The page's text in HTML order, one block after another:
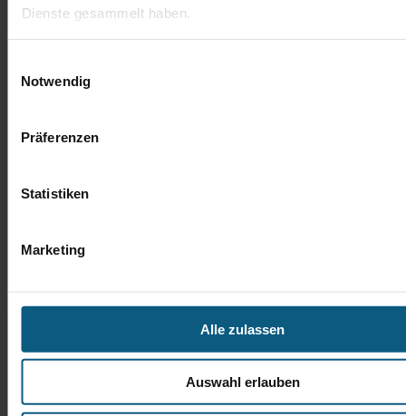
Dienste gesammelt haben.
Notwendig
Präferenzen
Statistiken
Marketing
Alle zulassen
Auswahl erlauben